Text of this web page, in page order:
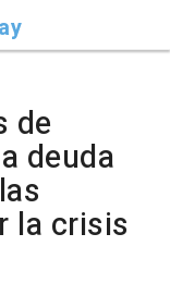
de
deuda
la crisis